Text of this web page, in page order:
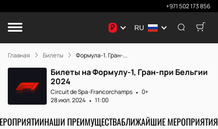
+971 502 173 856
₽ RU
Главная Билеты Формула-1. Гран-...
Билеты на Формулу-1, Гран-при Бельгии
2024
Circuit de Spa-Francorchamps
0+
28 июл. 2024
11:00
НАШИ ПРЕИМУЩЕСТВАБЛИЖАЙШИЕ МЕРОПРИЯТИЯ